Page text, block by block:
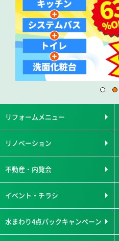
リフォームメニュー
リノベーション
不動産・内覧会
イベント・チラシ
水まわり4点パックキャンペーン